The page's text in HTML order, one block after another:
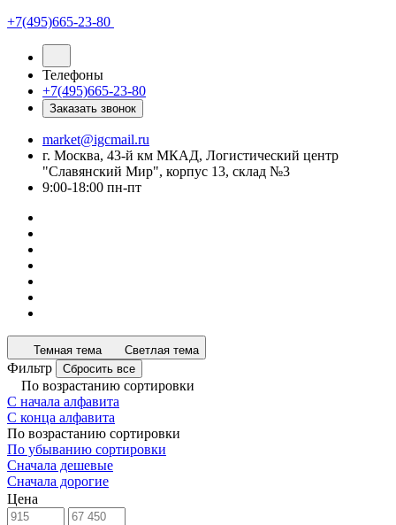
+7(495)665-23-80
Телефоны
+7(495)665-23-80
Заказать звонок
market@igcmail.ru
г. Москва, 43-й км МКАД, Логистический центр
"Славянский Мир", корпус 13, склад №3
9:00-18:00 пн-пт
Темная тема Светлая тема
Фильтр Сбросить все
По возрастанию сортировки
С начала алфавита
С конца алфавита
По возрастанию сортировки
По убыванию сортировки
Сначала дешевые
Сначала дорогие
Цена